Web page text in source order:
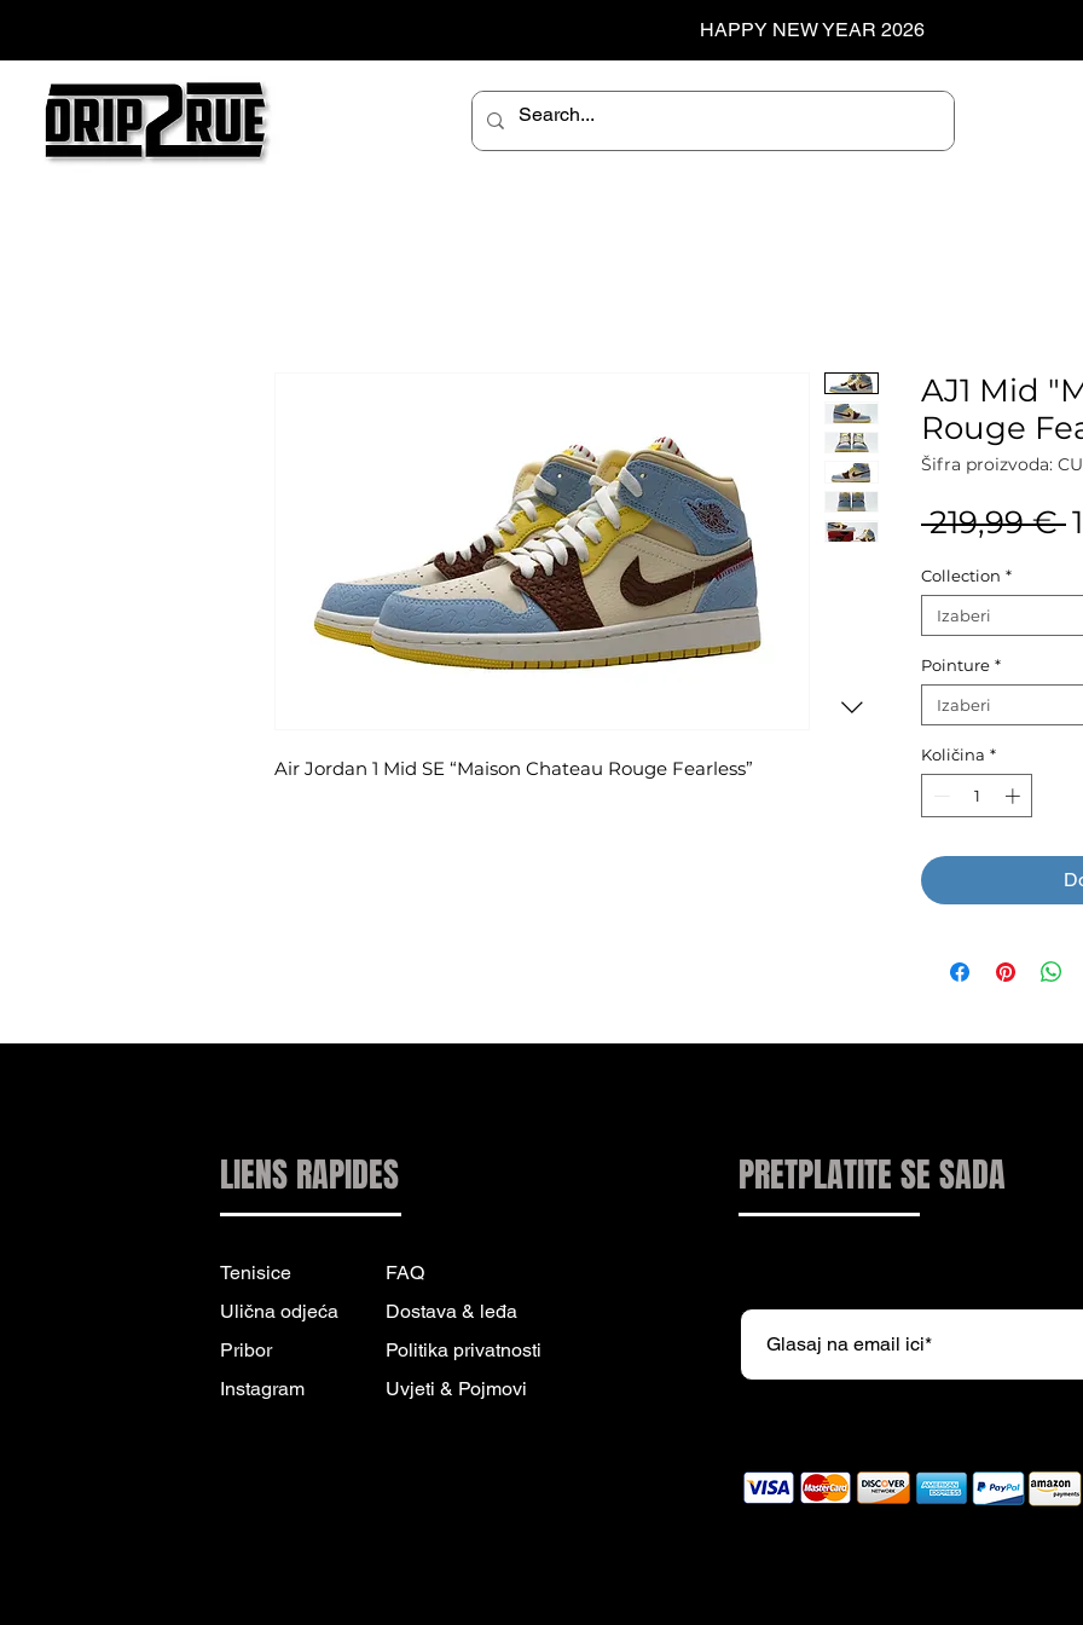
HAPPY NEW YEAR 2026
Air Jordan 1 Mid SE “Maison Chateau Rouge Fearless”
AJ1 Mid
Rouge
Šifra proizvoda:
219,99 €
Collection *
Izaberi
Pointure *
Izaberi
Količina *
LIENS RAPIDES
Tenisice
Ulična odjeća
Pribor
Instagram
FAQ
Dostava & leđa
Politika privatnosti
Uvjeti & Pojmovi
PRETPLATITE SE SADA